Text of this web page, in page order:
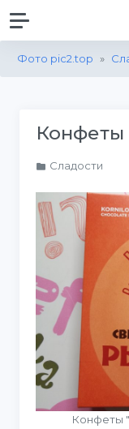
Фото pic2.top »
Сладости
Конфеты